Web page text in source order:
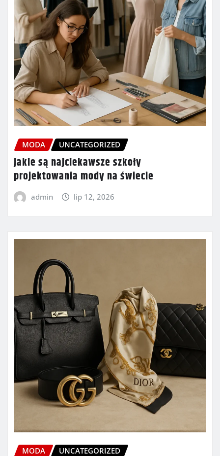
MODA UNCATEGORIZED
Jakie są najciekawsze szkoły
projektowania mody na świecie
admin lip 12, 2026
MODA UNCATEGORIZED